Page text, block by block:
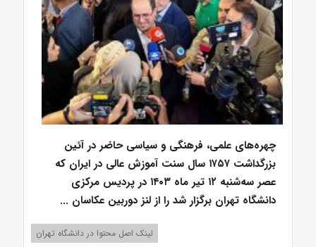
چهره‌های علمی، فرهنگی و سیاسی حاضر در آئین
بزرگداشت ۱۷۵۷ سال سنت آموزش عالی در ایران که
عصر سه‌شنبه ۱۲ تیر ماه ۱۴۰۳ در پردیس مرکزی
دانشگاه تهران برگزار شد را از لنز دوربین عکاسان ...
لینک اصل محتوا در دانشگاه تهران